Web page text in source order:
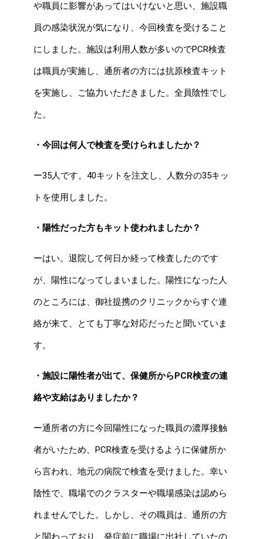
や職員に影響があってはいけないと思い、施設職
員の感染状況が気になり、今回検査を受けること
にしました。施設は利用人数が多いのでPCR検査
は職員が実施し、通所者の方には抗原検査キット
を実施し、ご協力いただきました。全員陰性でし
た。
・今回は何人で検査を受けられましたか？
ー35人です。40キットを注文し、人数分の35キッ
トを使用しました。
・陽性だった方もキット使われましたか？
ーはい。退院して何日か経って検査したのです
が、陽性になってしまいました。陽性になった人
のところには、御社提携のクリニックからすぐ連
絡が来て、とても丁寧な対応だったと聞いていま
す。
・施設に陽性者が出て、保健所からPCR検査の連
絡や支給はありましたか？
ー通所者の方に今回陽性になった職員の濃厚接触
者がいたため、PCR検査を受けるように保健所か
ら言われ、地元の病院で検査を受けました。幸い
陰性で、職場でのクラスターや職場感染は認めら
れませんでした。しかし、その職員は、通所の方